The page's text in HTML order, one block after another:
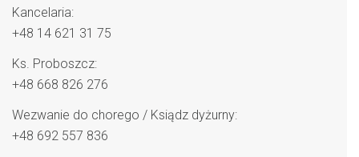
Kancelaria:
+48 14 621 31 75
Ks. Proboszcz:
+48 668 826 276
Wezwanie do chorego / Ksiądz dyżurny:
+48 692 557 836